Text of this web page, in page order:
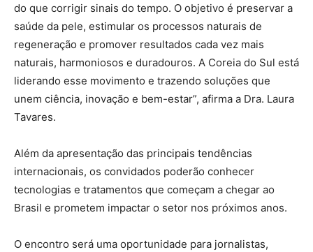
do que corrigir sinais do tempo. O objetivo é preservar a
saúde da pele, estimular os processos naturais de
regeneração e promover resultados cada vez mais
naturais, harmoniosos e duradouros. A Coreia do Sul está
liderando esse movimento e trazendo soluções que
unem ciência, inovação e bem-estar”, afirma a Dra. Laura
Tavares.
Além da apresentação das principais tendências
internacionais, os convidados poderão conhecer
tecnologias e tratamentos que começam a chegar ao
Brasil e prometem impactar o setor nos próximos anos.
O encontro será uma oportunidade para jornalistas,